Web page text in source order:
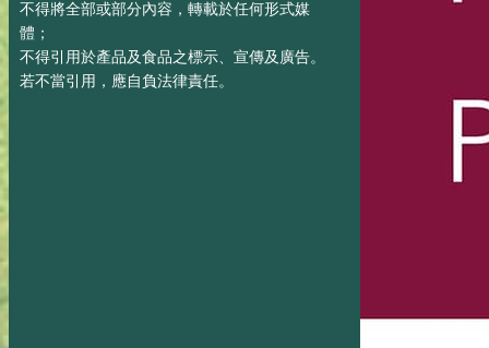
不得將全部或部分內容，轉載於任何形式媒
體；
不得引用於產品及食品之標示、宣傳及廣告。
若不當引用，應自負法律責任。